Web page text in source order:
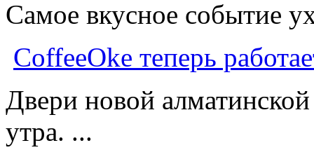
Самое вкусное событие
CoffeeOke теперь
Двери новой
утра. ...